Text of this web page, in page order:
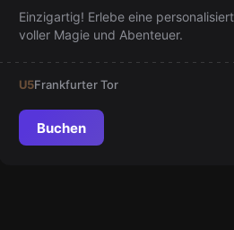
Einzigartig! Erlebe eine
voller Magie und Abenteuer.
U5Frankfurter Tor
Buchen